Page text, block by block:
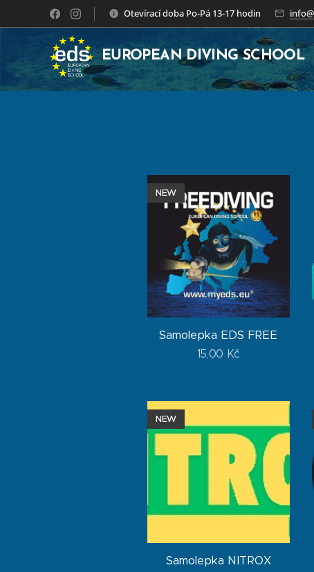
Otevírací doba Po-Pá 13-17 hodin
EUROPEAN DIVING SCHOOL
Samolepka EDS FREE
NEW
15,00 Kč
Samolepka NITROX
NEW